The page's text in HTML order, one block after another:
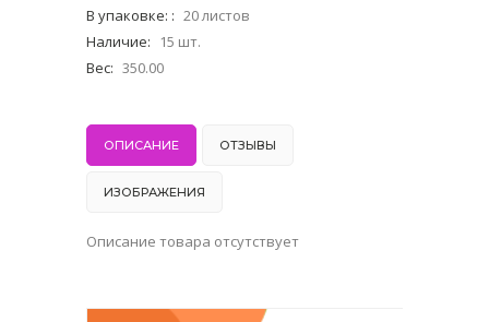
В упаковке: : 20 листов
Наличие:
15 шт.
Вес: 350.00
ОПИСАНИЕ ОТЗЫВЫ
ИЗОБРАЖЕНИЯ
Описание товара отсутствует